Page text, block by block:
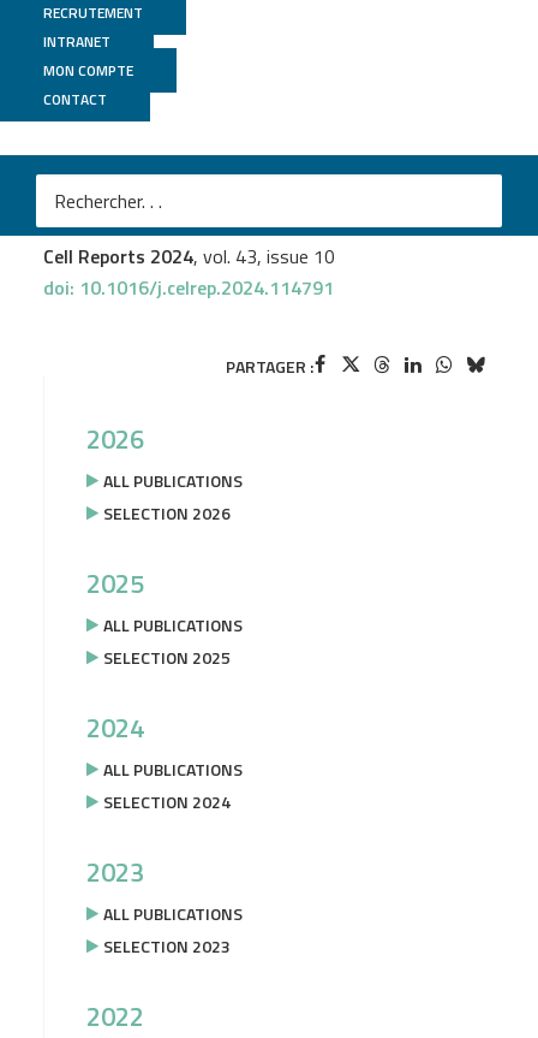
RECRUTEMENT
INTRANET
MON COMPTE
CONTACT
GenomEast
Vincent Hisleret al.
RNA polymerase II transcription initiation in holo-
TFIID-depleted mouse embryonic stem cells
Cell Reports 2024, vol. 43, issue 10
doi: 10.1016/j.celrep.2024.114791
PARTAGER :
2026
ALL PUBLICATIONS
SELECTION 2026
2025
ALL PUBLICATIONS
SELECTION 2025
2024
ALL PUBLICATIONS
SELECTION 2024
2023
ALL PUBLICATIONS
SELECTION 2023
2022